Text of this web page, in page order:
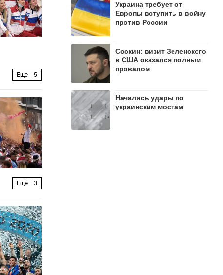
Еще 5
Еще 3
Украина требует от
Европы вступить в войну
против России
Соскин: визит Зеленского
в США оказался полным
провалом
Начались удары по
украинским мостам